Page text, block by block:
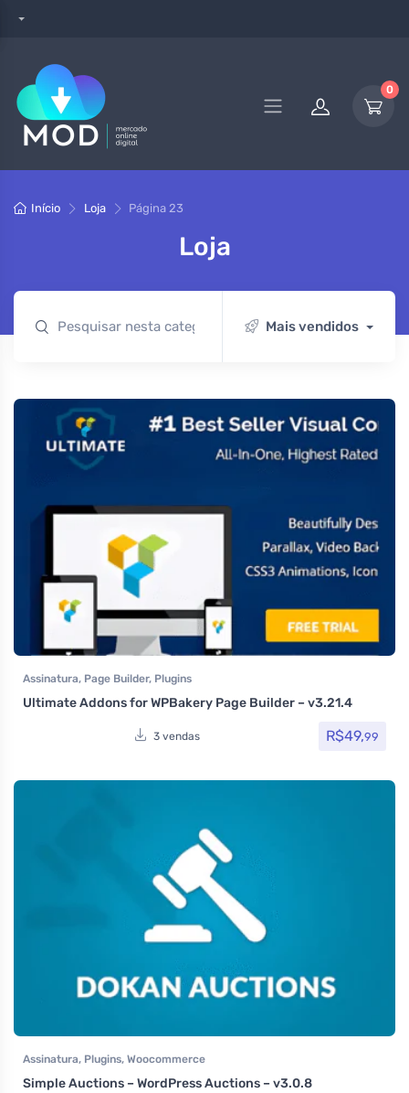
0
Início Loja Página 23
Loja
Mais vendidos
Assinatura, Page Builder, Plugins
Ultimate Addons for WPBakery Page Builder – v3.21.4
3 vendas R$49,99
Assinatura, Plugins, Woocommerce
Simple Auctions – WordPress Auctions – v3.0.8